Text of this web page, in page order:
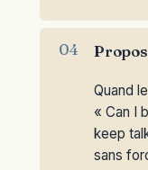
Quand
« Can I
keep
sans